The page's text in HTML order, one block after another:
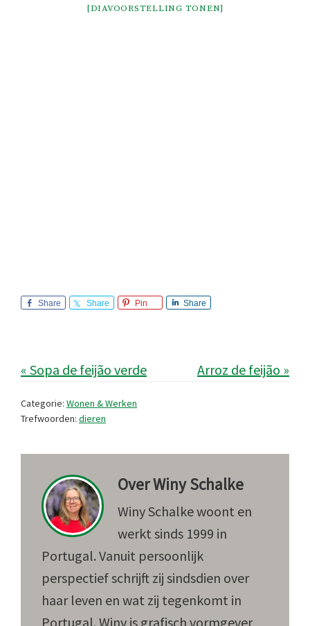
[DIAVOORSTELLING TONEN]
Share Share Pin Share
« Sopa de feijão verde Arroz de feijão »
Categorie: Wonen & Werken
Trefwoorden: dieren
OverWiny Schalke
Winy Schalke woont en
werkt sinds 1999 in
Portugal. Vanuit persoonlijk
perspectief schrijft zij sindsdien over
haar leven en wat zij tegenkomt in
Portugal. Winy is grafisch vormgever